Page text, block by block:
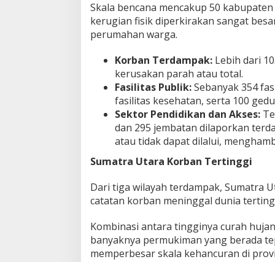
Skala bencana mencakup 50
kerugian fisik diperkirakan sangat
perumahan warga.
Korban Terdampak: Lebih dari
kerusakan parah atau total.
Fasilitas Publik:Sebanyak 354
fasilitas kesehatan, serta 100
Sektor Pendidikan dan Akses:
dan 295 jembatan dilaporkan
atau tidak dapat dilalui,
Sumatra Utara Korban Tertinggi
Dari tiga wilayah terdampak, Sumatra
catatan korban meninggal dunia
Kombinasi antara tingginya curah
banyaknya permukiman yang berada
memperbesar skala kehancuran di